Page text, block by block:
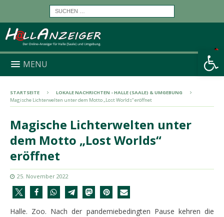
Werkzeugleiste öffnen
MENU
STARTSEITE
LOKALE NACHRICHTEN - HALLE (SAALE) & UMGEBUNG
Magische Lichterwelten unter dem Motto „Lost Worlds“ eröffnet
Magische Lichterwelten unter
dem Motto „Lost Worlds“
eröffnet
25. November 2022
Halle. Zoo. Nach der pandemiebedingten Pause kehren die